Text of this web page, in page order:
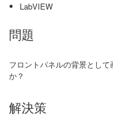
LabVIEW
問題
フロントパネルの背景とし
か？
解決策